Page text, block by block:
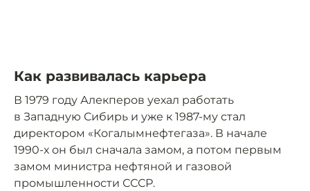
Как развивалась карьера
В 1979 году Алекперов уехал работать
в Западную Сибирь и уже к 1987-му стал
директором «Когалымнефтегаза». В начале
1990-х он был сначала замом, а потом первым
замом министра нефтяной и газовой
промышленности СССР.